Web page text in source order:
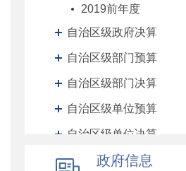
2019前年度
自治区级政府决算
自治区级部门预算
自治区级部门决算
自治区级单位预算
自治区级单位决算
自治区财政厅机关预决算
政府信息